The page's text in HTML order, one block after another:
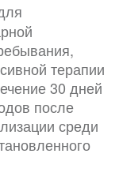
терапии
30 дней
после
среди